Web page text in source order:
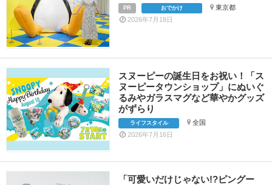
PR おでかけ
東京都
2026年7月18日
スヌーピーの誕生日をお祝い！「ス
ヌーピータウンショップ」にぬいぐ
るみやガラスマグなど華やかグッズ
がずらり
ライフスタイル
全国
2026年7月16日
「可愛いだけじゃない!?ピングー